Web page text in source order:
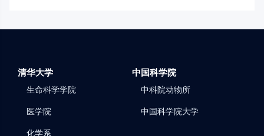
清华大学
生命科学学院
医学院
化学系
中国科学院
中科院动物所
中国科学院大学